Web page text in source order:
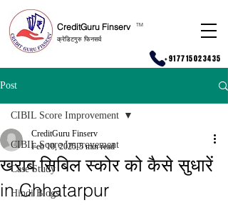
CreditGuru Finserv
क्रेडिटगुरु फिनसर्व
TM
+917715023435
Post
CIBIL Score Improvement
Case Study
Hindi Blogs
CIBIL Score Improvement
खराब सिबिल स्कोर को कैसे सुधारें
in Chhatarpur
CreditGuru Finserv
Feb 10, 2025 5 min read